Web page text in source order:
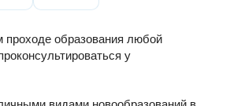
образования любой
у